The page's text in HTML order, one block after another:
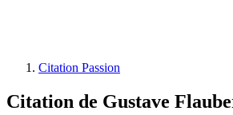
Citation Passion
Citation de Gustave